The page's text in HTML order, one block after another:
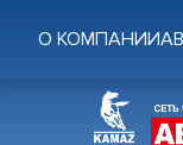
О КОМПАНИИ